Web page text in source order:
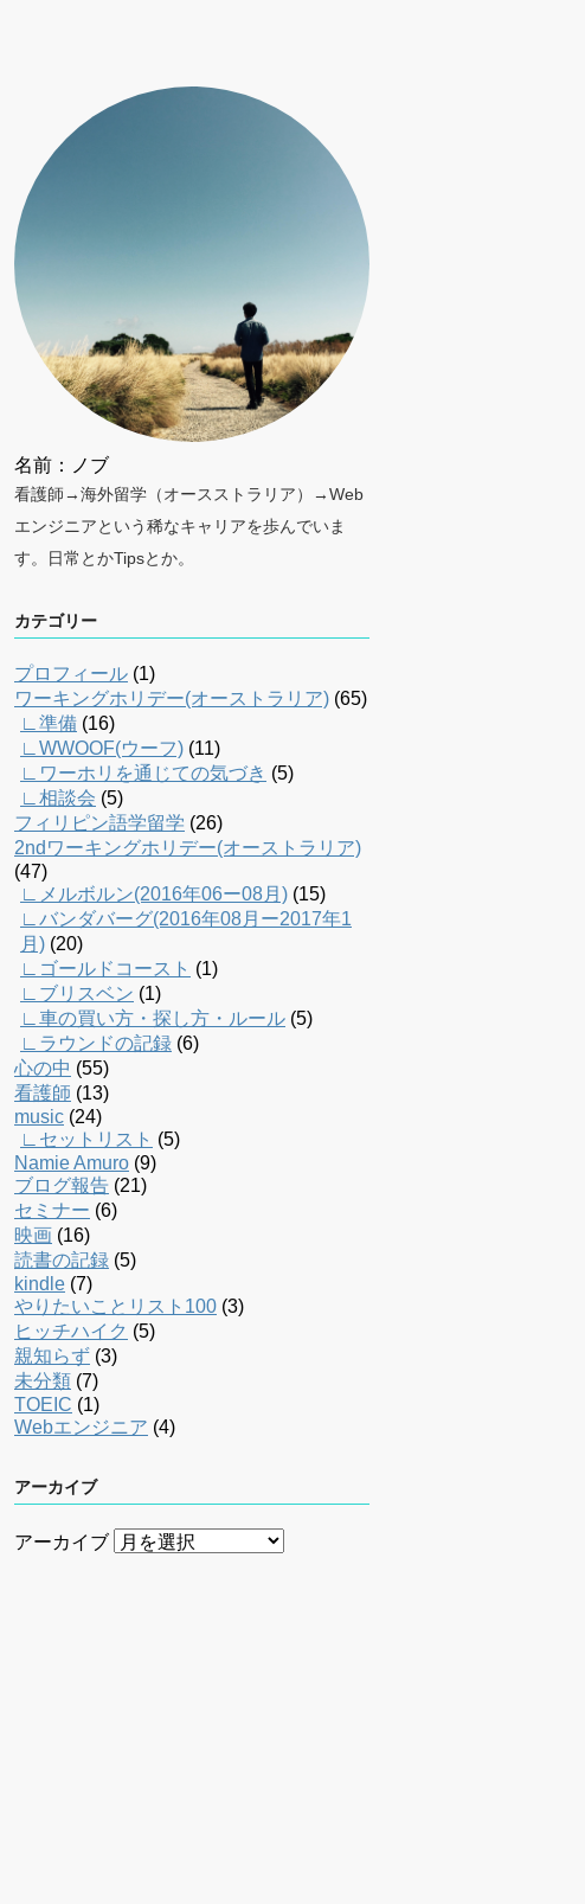
名前：ノブ
看護師→海外留学（オースストラリア）→Web
エンジニアという稀なキャリアを歩んでいま
す。日常とかTipsとか。
カテゴリー
プロフィール (1)
ワーキングホリデー(オーストラリア) (65)
∟準備 (16)
∟WWOOF(ウーフ) (11)
∟ワーホリを通じての気づき (5)
∟相談会 (5)
フィリピン語学留学 (26)
2ndワーキングホリデー(オーストラリア)
(47)
∟メルボルン(2016年06ー08月) (15)
∟バンダバーグ(2016年08月ー2017年1
月) (20)
∟ゴールドコースト (1)
∟ブリスベン (1)
∟車の買い方・探し方・ルール (5)
∟ラウンドの記録 (6)
心の中 (55)
看護師 (13)
music (24)
∟セットリスト (5)
Namie Amuro (9)
ブログ報告 (21)
セミナー (6)
映画 (16)
読書の記録 (5)
kindle (7)
やりたいことリスト100 (3)
ヒッチハイク (5)
親知らず (3)
未分類 (7)
TOEIC (1)
Webエンジニア (4)
アーカイブ
アーカイブ